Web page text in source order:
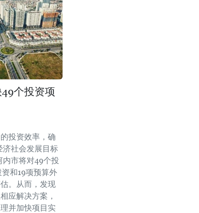
个投资项
投资效率，确
社会发展目标
市将对49个投
和19项预算外
。从而，发现
应解决方案，
并加快项目实